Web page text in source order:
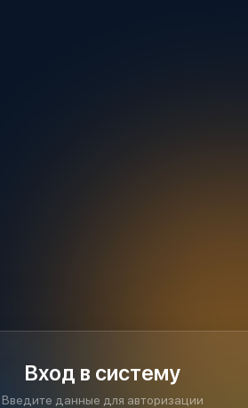
Вход в систему
Введите данные для авторизации